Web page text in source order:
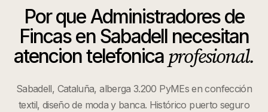
Por queAdministradores de
Fincasen Sabadell necesitan
atencion telefonica profesional.
Sabadell, Cataluña, alberga 3.200 PyMEs en confección
textil, diseño de moda y banca. Histórico puerto seguro